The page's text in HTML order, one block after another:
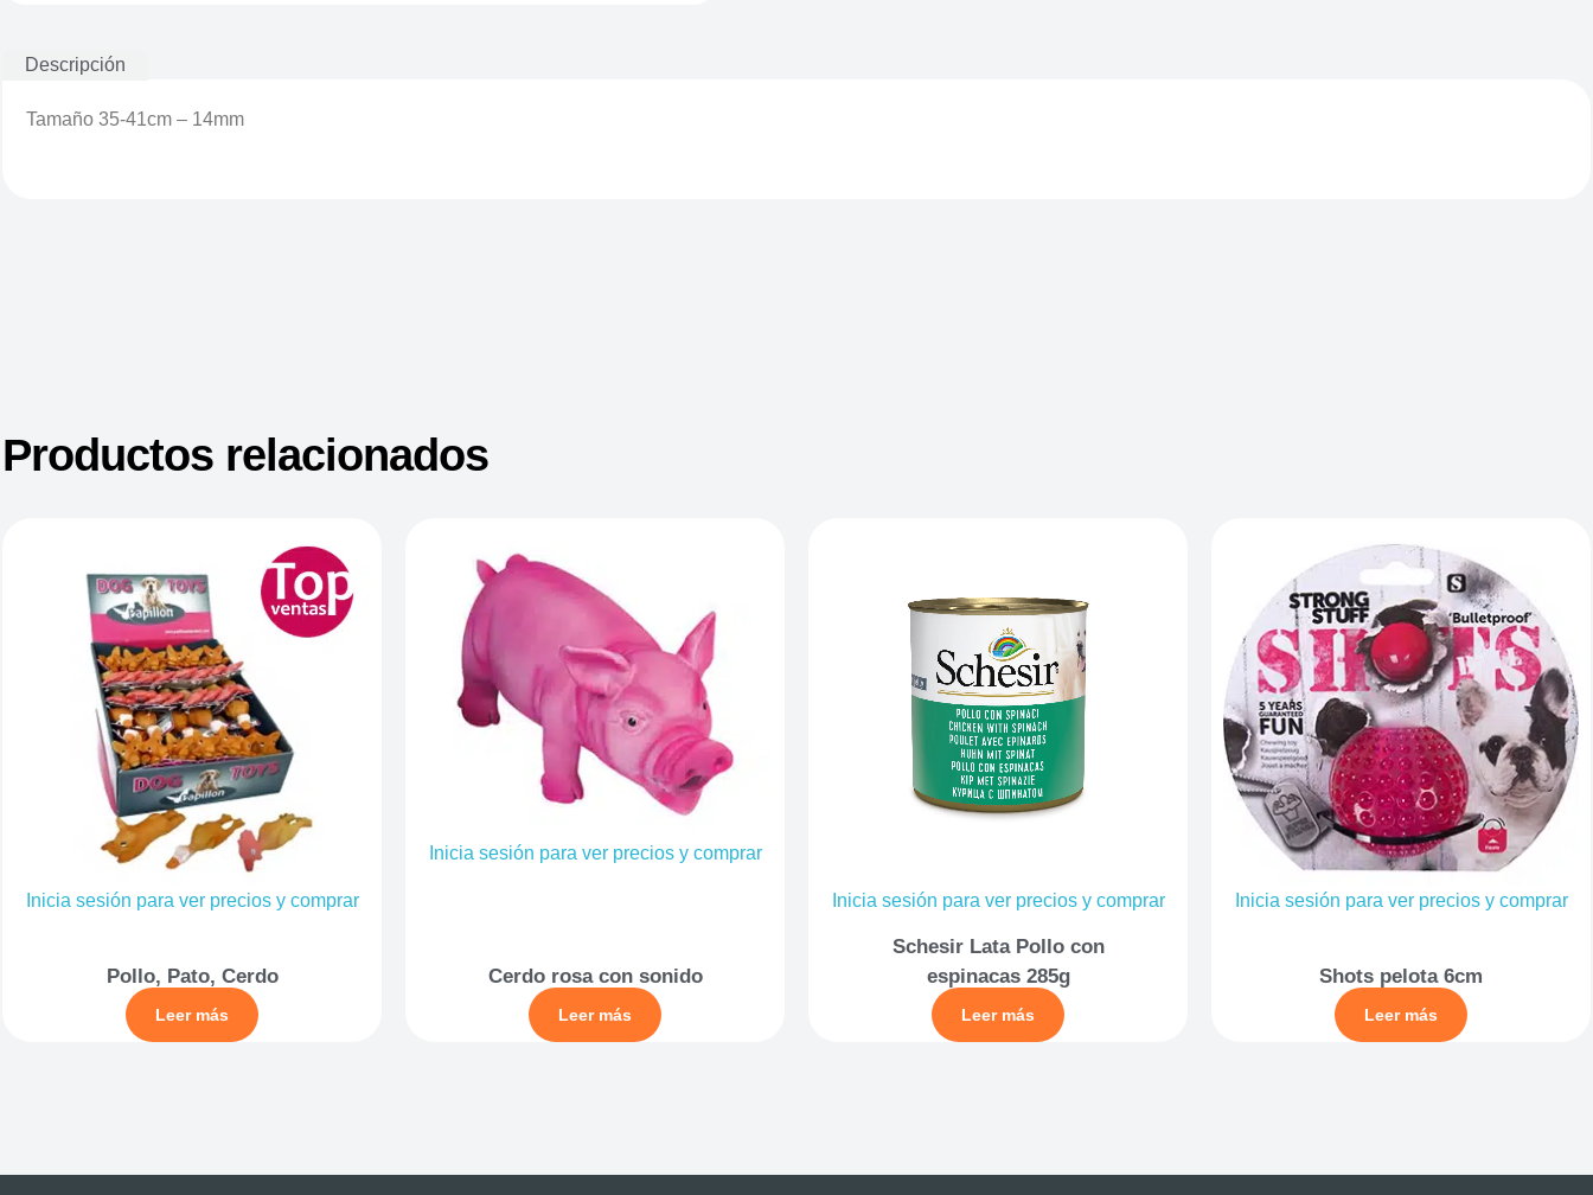
Descripción
Tamaño 35-41cm – 14mm
Productos relacionados
Inicia sesión para ver precios y comprar
Pollo, Pato, Cerdo
Leer más
Inicia sesión para ver precios y comprar
Cerdo rosa con sonido
Leer más
Inicia sesión para ver precios y comprar
Schesir Lata Pollo con
espinacas 285g
Leer más
Inicia sesión para ver precios y comprar
Shots pelota 6cm
Leer más